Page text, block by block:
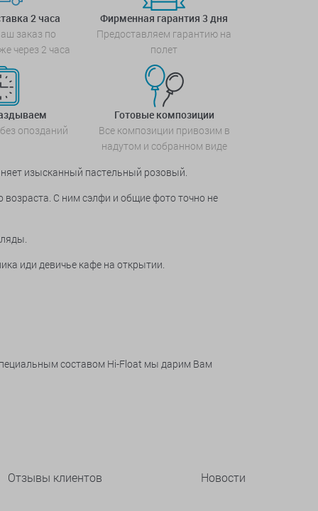
2 часа
заказ по
через 2 часа
Фирменная гарантия 3 дня
Предоставляем гарантию на
полет
опозданий
Готовые композиции
Все композиции привозим в
надутом и собранном виде
изысканный пастельный розовый.
С ним сэлфи и общие фото точно не
иди девичье кафе на открытии.
составом Hi-Float мы дарим Вам
Отзывы клиентов Новости